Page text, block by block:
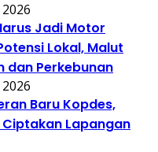
Jadi Motor
Lokal, Malut
dan Perkebunan
Baru Kopdes,
Ciptakan Lapangan